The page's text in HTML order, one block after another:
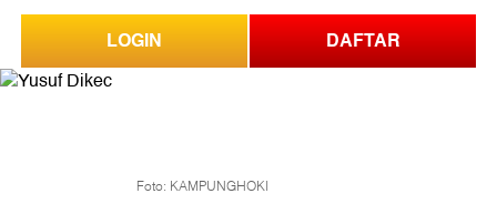
LOGIN DAFTAR
Foto: KAMPUNGHOKI